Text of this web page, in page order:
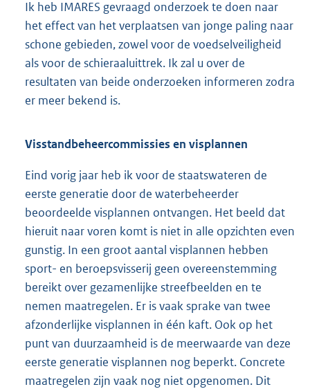
Ik heb IMARES gevraagd onderzoek te doen naar
het effect van het verplaatsen van jonge paling naar
schone gebieden, zowel voor de voedselveiligheid
als voor de schieraaluittrek. Ik zal u over de
resultaten van beide onderzoeken informeren zodra
er meer bekend is.
Visstandbeheercommissies en visplannen
Eind vorig jaar heb ik voor de staatswateren de
eerste generatie door de waterbeheerder
beoordeelde visplannen ontvangen. Het beeld dat
hieruit naar voren komt is niet in alle opzichten even
gunstig. In een groot aantal visplannen hebben
sport- en beroepsvisserij geen overeenstemming
bereikt over gezamenlijke streefbeelden en te
nemen maatregelen. Er is vaak sprake van twee
afzonderlijke visplannen in één kaft. Ook op het
punt van duurzaamheid is de meerwaarde van deze
eerste generatie visplannen nog beperkt. Concrete
maatregelen zijn vaak nog niet opgenomen. Dit